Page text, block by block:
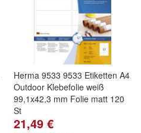
Herma 9533 9533 Etiketten A4
Outdoor Klebefolie weiß
99,1x42,3 mm Folie matt 120
St
21,49 €